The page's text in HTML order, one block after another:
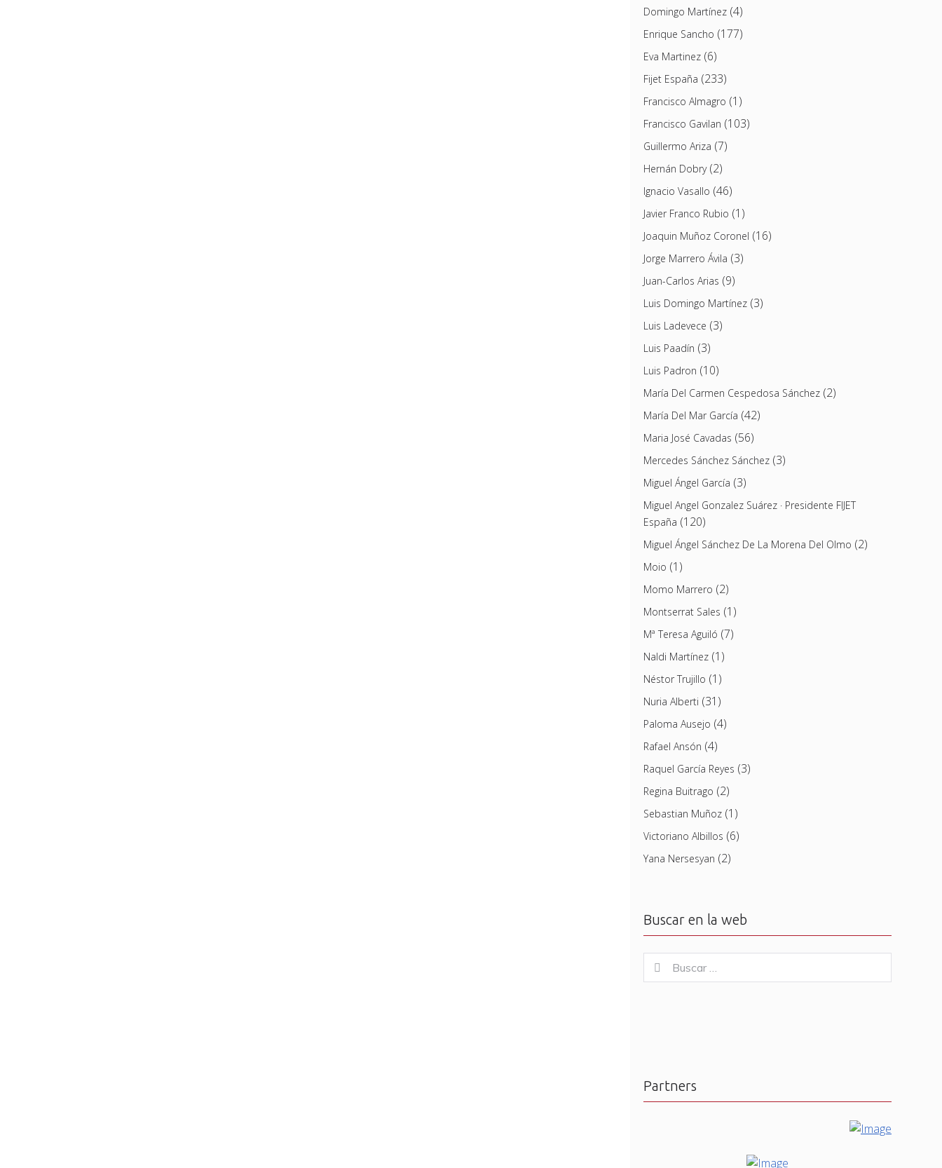
Domingo Martínez(4)
Enrique Sancho (177)
Eva Martinez(6)
Fijet España (233)
Francisco Almagro (1)
Francisco Gavilan (103)
Guillermo Ariza (7)
Hernán Dobry(2)
Ignacio Vasallo (46)
Javier Franco Rubio (1)
Joaquin Muñoz Coronel (16)
Jorge Marrero Ávila (3)
Juan-Carlos Arias (9)
Luis Domingo Martínez(3)
Luis Ladevece (3)
Luis Paadín (3)
Luis Padron (10)
María Del Carmen Cespedosa Sánchez(2)
María Del Mar García (42)
Maria José Cavadas (56)
Mercedes Sánchez Sánchez(3)
Miguel Ángel García (3)
Miguel Angel Gonzalez Suárez · Presidente FIJET
España (120)
Miguel Ángel Sánchez De La Morena Del Olmo (2)
Moio (1)
Momo Marrero (2)
Montserrat Sales (1)
Mª Teresa Aguiló (7)
Naldi Martínez(1)
Néstor Trujillo (1)
Nuria Alberti (31)
Paloma Ausejo (4)
Rafael Ansón (4)
Raquel García Reyes (3)
Regina Buitrago (2)
Sebastian Muñoz(1)
Victoriano Albillos (6)
Yana Nersesyan (2)
Buscar en la web
for:
Buscar
Partners